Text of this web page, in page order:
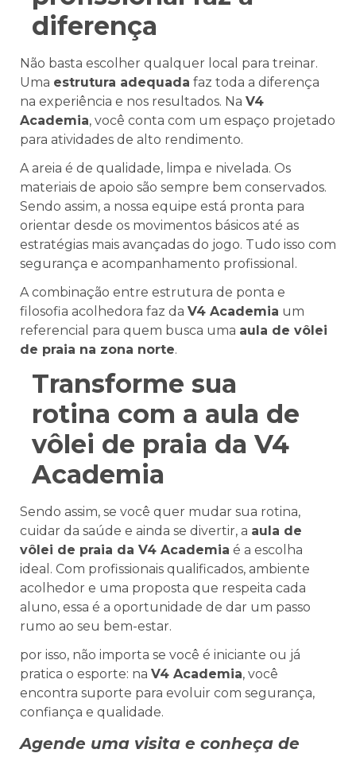
diferença
Não basta escolher qualquer local para treinar.
Uma estrutura adequada faz toda a diferença
na experiência e nos resultados. Na V4
Academia, você conta com um espaço projetado
para atividades de alto rendimento.
A areia é de qualidade, limpa e nivelada. Os
materiais de apoio são sempre bem conservados.
Sendo assim, a nossa equipe está pronta para
orientar desde os movimentos básicos até as
estratégias mais avançadas do jogo. Tudo isso com
segurança e acompanhamento profissional.
A combinação entre estrutura de ponta e
filosofia acolhedora faz da V4 Academia um
referencial para quem busca uma aula de vôlei
de praia na zona norte.
Transforme sua
rotina com a aula de
vôlei de praia da V4
Academia
Sendo assim, se você quer mudar sua rotina,
cuidar da saúde e ainda se divertir, a aula de
vôlei de praia da V4 Academia é a escolha
ideal. Com profissionais qualificados, ambiente
acolhedor e uma proposta que respeita cada
aluno, essa é a oportunidade de dar um passo
rumo ao seu bem-estar.
por isso, não importa se você é iniciante ou já
pratica o esporte: na V4 Academia, você
encontra suporte para evoluir com segurança,
confiança e qualidade.
Agende uma visita e conheça de